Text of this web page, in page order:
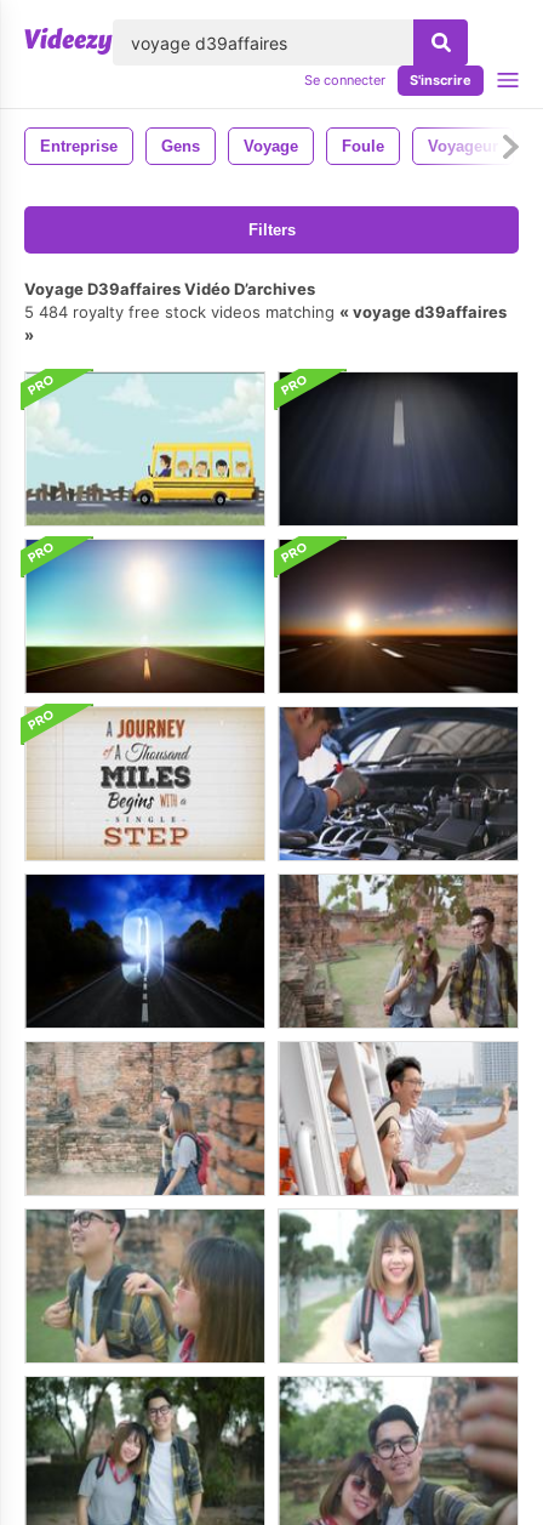
Se connecter S'inscrire
Entreprise Gens Voyage Foule Voyageur
Filters
Voyage D39affaires Vidéo D’archives
5 484 royalty free stock videos matching
voyage d39affaires